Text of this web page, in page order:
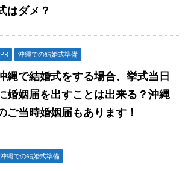
はダメ？
PR 沖縄での結婚式準備
縄で結婚式をする場合、挙式当日
婚姻届を出すことは出来る？沖縄
ご当時婚姻届もあります！
沖縄での結婚式準備